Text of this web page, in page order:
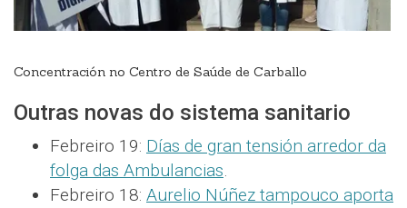
Concentración no Centro de Saúde de Carballo
Outras novas do sistema sanitario
Febreiro 19: Días de gran tensión arredor da
folga das Ambulancias.
Febreiro 18: Aurelio Núñez tampouco aporta